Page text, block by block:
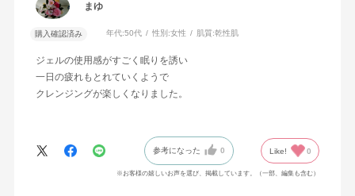
まゆ
購入確認済み 年代:50代 性別:女性 肌質:乾性肌
ジェルの使用感がすごく眠りを誘い
一日の疲れもとれていくようで
クレンジングが楽しくなりました。
参考になった 0 Like! 0
※お客様の嬉しいお声を選び、掲載しています。（一部、編集も含む）